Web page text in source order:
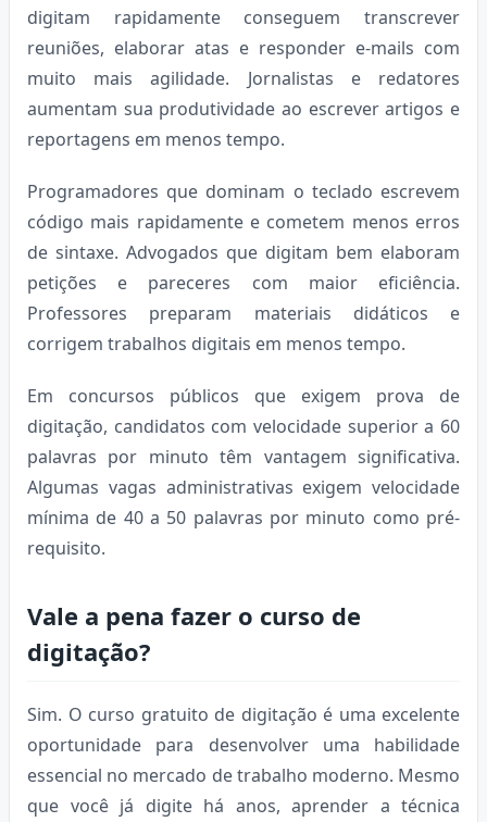
digitam rapidamente conseguem transcrever
reuniões, elaborar atas e responder e-mails com
muito mais agilidade. Jornalistas e redatores
aumentam sua produtividade ao escrever artigos e
reportagens em menos tempo.
Programadores que dominam o teclado escrevem
código mais rapidamente e cometem menos erros
de sintaxe. Advogados que digitam bem elaboram
petições e pareceres com maior eficiência.
Professores preparam materiais didáticos e
corrigem trabalhos digitais em menos tempo.
Em concursos públicos que exigem prova de
digitação, candidatos com velocidade superior a 60
palavras por minuto têm vantagem significativa.
Algumas vagas administrativas exigem velocidade
mínima de 40 a 50 palavras por minuto como pré-
requisito.
Vale a pena fazer o curso de
digitação?
Sim. O curso gratuito de digitação é uma excelente
oportunidade para desenvolver uma habilidade
essencial no mercado de trabalho moderno. Mesmo
que você já digite há anos, aprender a técnica